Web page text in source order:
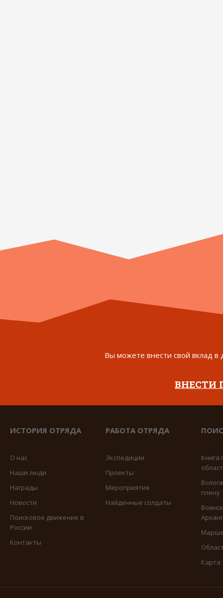
Вы можете внести свой вклад в
ВНЕСТИ
ИСТОРИЯ ОТРЯДА
О нас
Наши люди
Награды
Новости
Поисковое движение в
России
Контакты
РАБОТА ОТРЯДА
Экспедиции
Проекты
Мероприятия
Найденные солдаты
Книга
плену
Карта